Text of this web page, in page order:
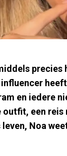
en iedere
outfit, een
Noa